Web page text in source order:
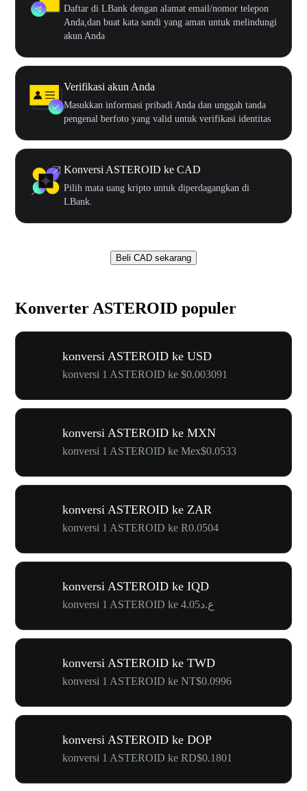
Daftar di LBank dengan alamat email/nomor telepon
Anda,dan buat kata sandi yang aman untuk melindungi
akun Anda
Verifikasi akun Anda
Masukkan informasi pribadi Anda dan unggah tanda
pengenal berfoto yang valid untuk verifikasi identitas
Konversi ASTEROID ke CAD
Pilih mata uang kripto untuk diperdagangkan di
LBank.
Beli CAD sekarang
Konverter ASTEROID populer
konversi ASTEROID ke USD
konversi 1 ASTEROID ke $0.003091
konversi ASTEROID ke MXN
konversi 1 ASTEROID ke Mex$0.0533
konversi ASTEROID ke ZAR
konversi 1 ASTEROID ke R0.0504
konversi ASTEROID ke IQD
konversi 1 ASTEROID ke ع.د4.05
konversi ASTEROID ke TWD
konversi 1 ASTEROID ke NT$0.0996
konversi ASTEROID ke DOP
konversi 1 ASTEROID ke RD$0.1801